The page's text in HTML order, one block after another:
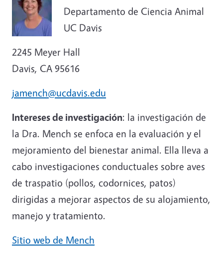
Departamento de Ciencia Animal
UC Davis
2245 Meyer Hall
Davis, CA 95616
jamench@ucdavis.edu
Intereses de investigación: la investigación de
la Dra. Mench se enfoca en la evaluación y el
mejoramiento del bienestar animal. Ella lleva a
cabo investigaciones conductuales sobre aves
de traspatio (pollos, codornices, patos)
dirigidas a mejorar aspectos de su alojamiento,
manejo y tratamiento.
Sitio web de Mench